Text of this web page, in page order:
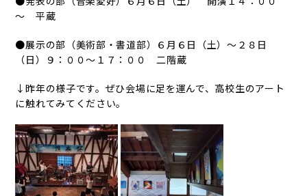
～ 平蔵
●展示の部（美術部・書道部）６月６日（土）～２８日
（日）９：００～１７：００ 二階蔵
↓昨年の様子です。ぜひ会場に足を運んで、高校生のアート
に触れてみてください。